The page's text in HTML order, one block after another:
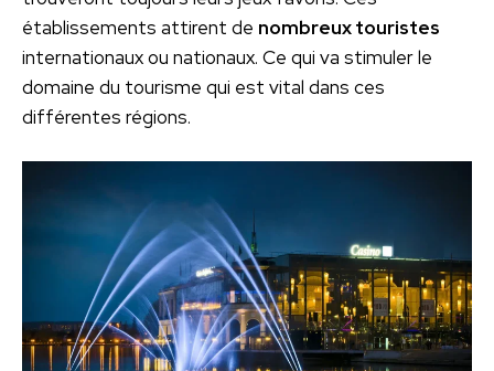
établissements attirent de nombreux touristes
internationaux ou nationaux. Ce qui va stimuler le
domaine du tourisme qui est vital dans ces
différentes régions.